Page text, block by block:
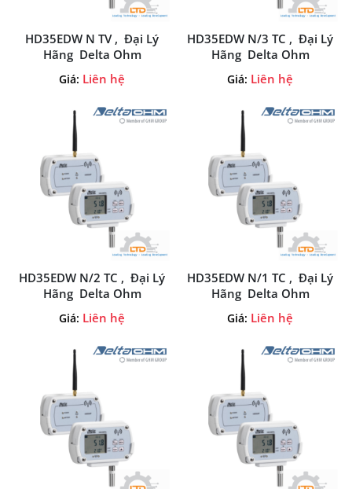
HD35EDW N TV , Đại Lý
Hãng Delta Ohm
Giá: Liên hệ
HD35EDW N/3 TC , Đại Lý
Hãng Delta Ohm
Giá: Liên hệ
HD35EDW N/2 TC , Đại Lý
Hãng Delta Ohm
Giá: Liên hệ
HD35EDW N/1 TC , Đại Lý
Hãng Delta Ohm
Giá: Liên hệ